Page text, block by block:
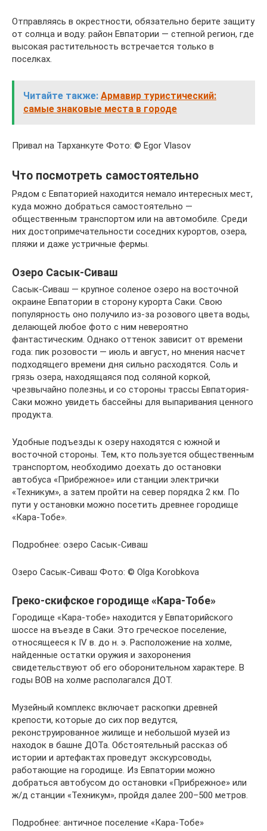
Отправляясь в окрестности, обязательно берите защиту
от солнца и воду: район Евпатории — степной регион, где
высокая растительность встречается только в
поселках.
Читайте также: Армавир туристический:
самые знаковые места в городе
Привал на Тарханкуте Фото: © Egor Vlasov
Что посмотреть самостоятельно
Рядом с Евпаторией находится немало интересных мест,
куда можно добраться самостоятельно —
общественным транспортом или на автомобиле. Среди
них достопримечательности соседних курортов, озера,
пляжи и даже устричные фермы.
Озеро Сасык-Сиваш
Сасык-Сиваш — крупное соленое озеро на восточной
окраине Евпатории в сторону курорта Саки. Свою
популярность оно получило из-за розового цвета воды,
делающей любое фото с ним невероятно
фантастическим. Однако оттенок зависит от времени
года: пик розовости — июль и август, но мнения насчет
подходящего времени дня сильно расходятся. Соль и
грязь озера, находящаяся под соляной коркой,
чрезвычайно полезны, и со стороны трассы Евпатория-
Саки можно увидеть бассейны для выпаривания ценного
продукта.
Удобные подъезды к озеру находятся с южной и
восточной стороны. Тем, кто пользуется общественным
транспортом, необходимо доехать до остановки
автобуса «Прибрежное» или станции электрички
«Техникум», а затем пройти на север порядка 2 км. По
пути у остановки можно посетить древнее городище
«Кара-Тобе».
Подробнее: озеро Сасык-Сиваш
Озеро Сасык-Сиваш Фото: © Olga Korobkova
Греко-скифское городище «Кара-Тобе»
Городище «Кара-тобе» находится у Евпаторийского
шоссе на въезде в Саки. Это греческое поселение,
относящееся к IV в. до н. э. Расположение на холме,
найденные остатки оружия и захоронения
свидетельствуют об его оборонительном характере. В
годы ВОВ на холме располагался ДОТ.
Музейный комплекс включает раскопки древней
крепости, которые до сих пор ведутся,
реконструированное жилище и небольшой музей из
находок в башне ДОТа. Обстоятельный рассказ об
истории и артефактах проведут экскурсоводы,
работающие на городище. Из Евпатории можно
добраться автобусом до остановки «Прибрежное» или
ж/д станции «Техникум», пройдя далее 200–500 метров.
Подробнее: античное поселение «Кара-Тобе»